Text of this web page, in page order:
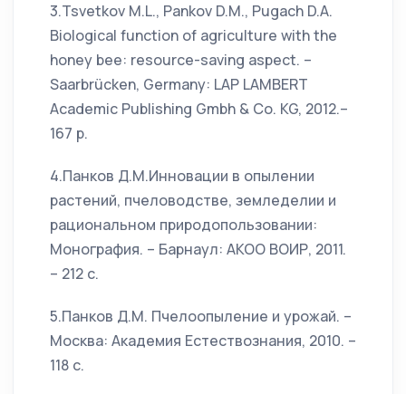
3.Tsvetkov M.L., Pankov D.M., Pugach D.A.
Biological function of agriculture with the
honey bee: resource-saving aspect. –
Saarbrücken, Germany: LAP LAMBERT
Academic Publishing Gmbh & Co. KG, 2012.–
167 p.
4.Панков Д.М.Инновации в опылении
растений, пчеловодстве, земледелии и
рациональном природопользовании:
Монография. – Барнаул: АКОО ВОИР, 2011.
– 212 с.
5.Панков Д.М. Пчелоопыление и урожай. –
Москва: Академия Естествознания, 2010. –
118 с.